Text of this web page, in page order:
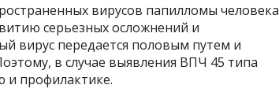
вирусов папилломы человека
серьезных осложнений и
вирус передается половым путем и
в случае выявления ВПЧ 45 типа
и профилактике.